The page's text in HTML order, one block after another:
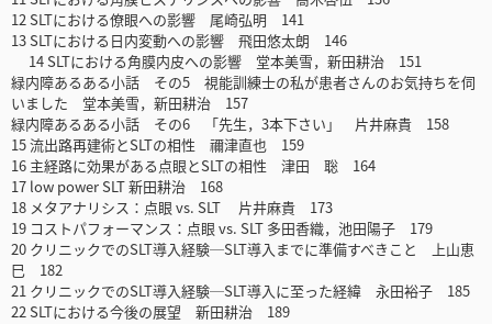
12 SLTにおける僚眼への影響 尾崎弘明 141
13 SLTにおける日内変動への影響 飛田悠太朗 146
14 SLTにおける角膜内皮への影響 堂本美雪，新田耕治 151
緑内障あるある小話 その5 視能訓練士の私が患者さんのお気持ちを伺
いました 堂本美雪，新田耕治 157
緑内障あるある小話 その6 「先生，3本下さい」 片井麻貴 158
15 流出路再建術とSLTの相性 禰津直也 159
16 主経路に効果がある点眼とSLTの相性 津田 聡 164
17 low power SLT 新田耕治 168
18 メタアナリシス：点眼 vs. SLT 片井麻貴 173
19 コストパフォーマンス：点眼 vs. SLT 多田香織，池田陽子 179
20 クリニックでのSLT導入経験─SLT導入までに準備すべきこと 上山恵
巳 182
21 クリニックでのSLT導入経験─SLT導入に至った経緯 永田裕子 185
22 SLTにおける今後の展望 新田耕治 189